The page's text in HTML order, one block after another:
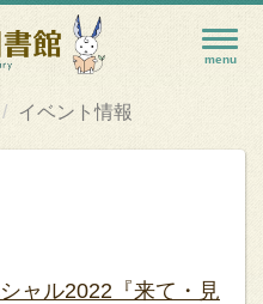
イベント情報
ャル2022『来て・見